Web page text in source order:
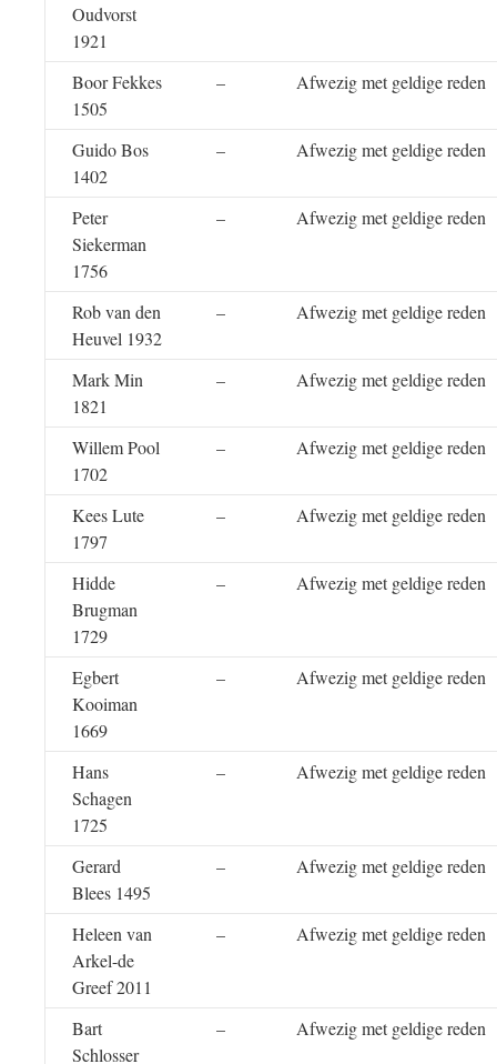
Oudvorst
1921
Boor Fekkes
1505
– Afwezig met geldige reden
Guido Bos
1402
– Afwezig met geldige reden
Peter
Siekerman
1756
– Afwezig met geldige reden
Rob van den
Heuvel 1932
– Afwezig met geldige reden
Mark Min
1821
– Afwezig met geldige reden
Willem Pool
1702
– Afwezig met geldige reden
Kees Lute
1797
– Afwezig met geldige reden
Hidde
Brugman
1729
– Afwezig met geldige reden
Egbert
Kooiman
1669
– Afwezig met geldige reden
Hans
Schagen
1725
– Afwezig met geldige reden
Gerard
Blees 1495
– Afwezig met geldige reden
Heleen van
Arkel-de
Greef 2011
– Afwezig met geldige reden
Bart
Schlosser
– Afwezig met geldige reden